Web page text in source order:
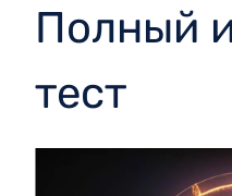
Полный
тест